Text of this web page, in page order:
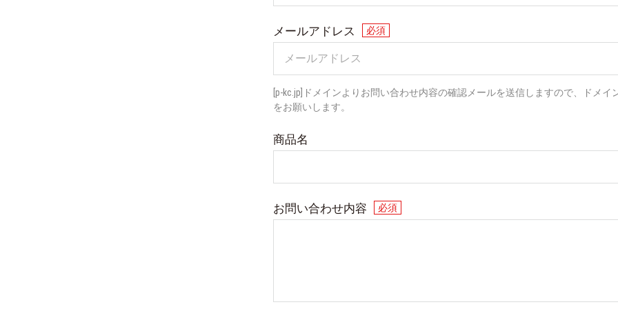
メールアドレス
[p-kc.jp]ドメインよりお問い合わせ内容の確認メールを送信しますので、ドメイ
をお願いします。
商品名
お問い合わせ内容